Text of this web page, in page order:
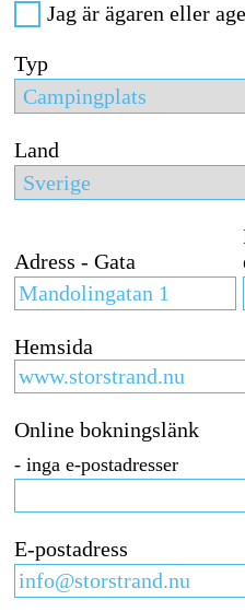
Jag är ägaren eller
Typ
Land
Adress - Gata
Hemsida
Online bokningslänk
- inga e-postadresser
E-postadress